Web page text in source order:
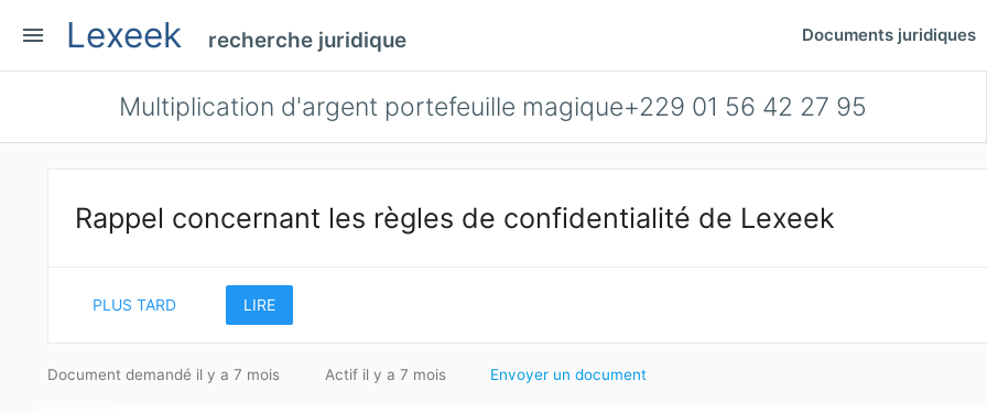
menu Lexeek recherche juridique Documents juridiques
Multiplication d'argent portefeuille magique+229 01 56 42 27 95
Rappel concernant les règles de confidentialité de Lexeek
PLUS TARD LIRE
Document demandé il y a 7 mois Actif il y a 7 mois Envoyer un document